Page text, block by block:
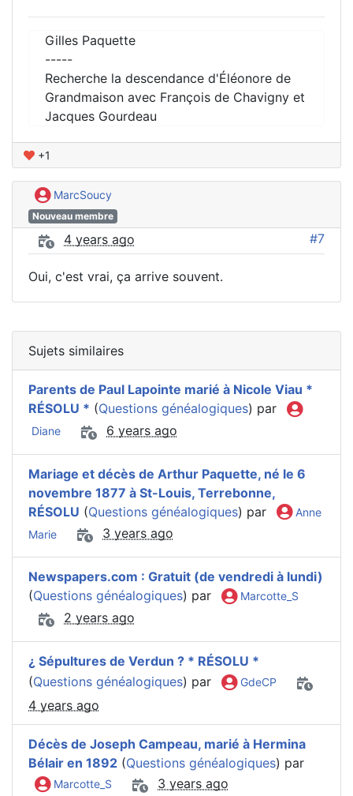
Gilles Paquette
-----
Recherche la descendance d'Éléonore de
Grandmaison avec François de Chavigny et
Jacques Gourdeau
+1
MarcSoucy
Nouveau membre
4 years ago #7
Oui, c'est vrai, ça arrive souvent.
Sujets similaires
Parents de Paul Lapointe marié à Nicole Viau *
RÉSOLU * (Questions généalogiques) par
Diane 6 years ago
Mariage et décès de Arthur Paquette, né le 6
novembre 1877 à St-Louis, Terrebonne,
RÉSOLU (Questions généalogiques) par
Anne
Marie
3 years ago
Newspapers.com : Gratuit (de vendredi à lundi)
(Questions généalogiques) par Marcotte_S
2 years ago
¿ Sépultures de Verdun ? * RÉSOLU *
(Questions généalogiques) par GdeCP
4 years ago
Décès de Joseph Campeau, marié à Hermina
Bélair en 1892 (Questions généalogiques) par
Marcotte_S 3 years ago